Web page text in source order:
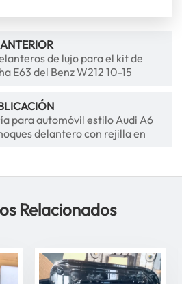
de lujo para el kit de
E63 del Benz W212 10-15
para automóvil estilo Audi A6
delantero con rejilla en
Relacionados